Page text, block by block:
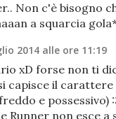
Non c'è bisogno
a squarcia
2014 alle ore 11:19
xD forse non ti
capisce il
e possessivo)
Runner non esce